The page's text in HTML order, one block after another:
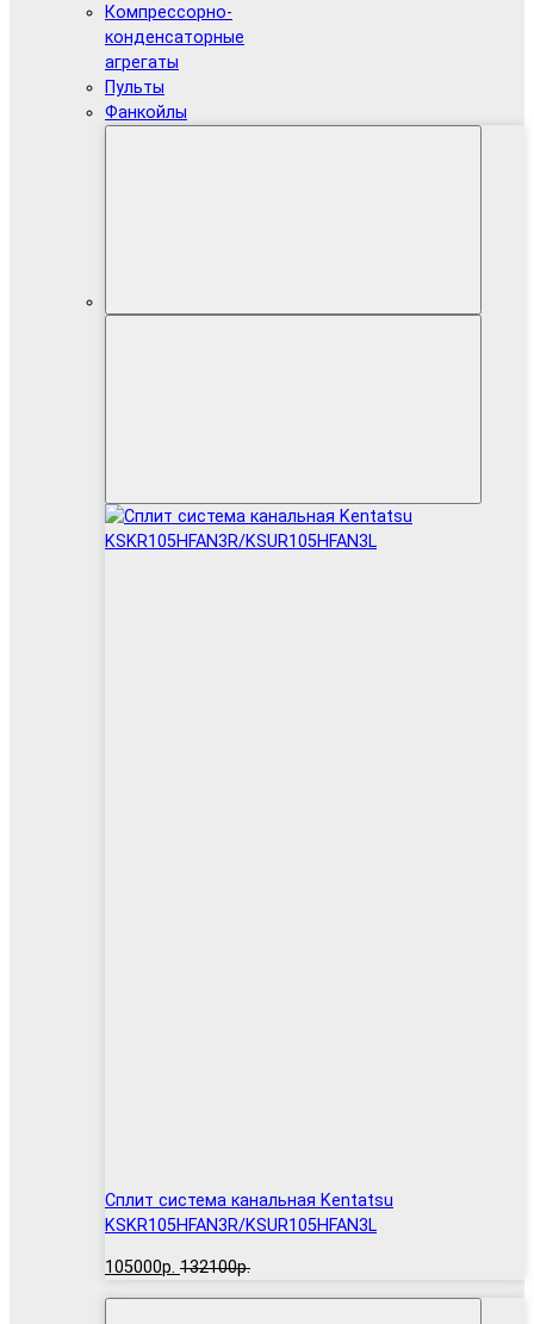
Компрессорно-
конденсаторные
агрегаты
Пульты
Фанкойлы
Сплит система канальная Kentatsu
KSKR105HFAN3R/KSUR105HFAN3L
105000р. 132100р.